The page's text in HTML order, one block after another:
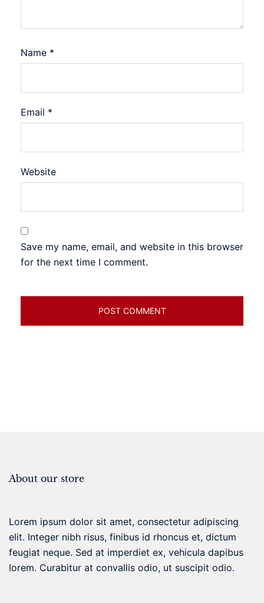
Name *
Email *
Website
Save my name, email, and website in this browser
for the next time I comment.
About our store
Lorem ipsum dolor sit amet, consectetur adipiscing
elit. Integer nibh risus, finibus id rhoncus et, dictum
feugiat neque. Sed at imperdiet ex, vehicula dapibus
lorem. Curabitur at convallis odio, ut suscipit odio.